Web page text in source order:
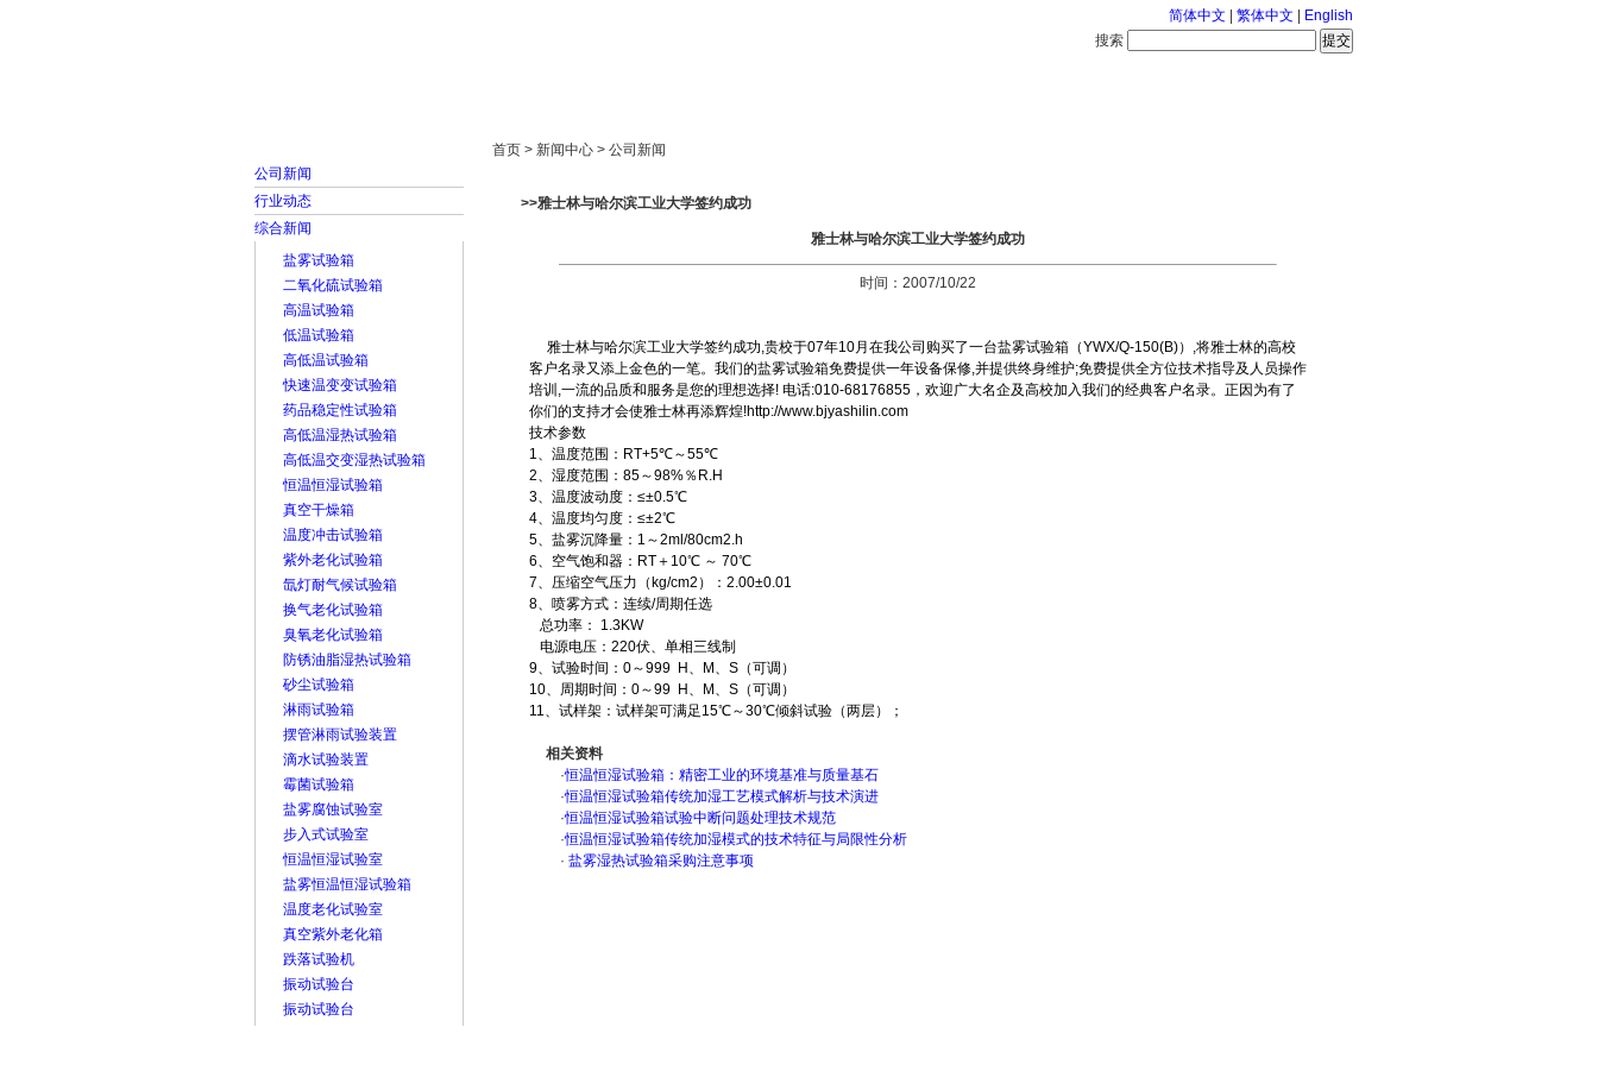
简体中文 繁体中文
English
搜索
公司新闻
行业动态
综合新闻
盐雾试验箱
二氧化硫试验箱
高温试验箱
低温试验箱
高低温试验箱
快速温变变试验箱
药品稳定性试验箱
高低温湿热试验箱
高低温交变湿热试验箱
恒温恒湿试验箱
真空干燥箱
温度冲击试验箱
紫外老化试验箱
氙灯耐气候试验箱
换气老化试验箱
臭氧老化试验箱
防锈油脂湿热试验箱
砂尘试验箱
淋雨试验箱
摆管淋雨试验装置
滴水试验装置
霉菌试验箱
盐雾腐蚀试验室
步入式试验室
恒温恒湿试验室
盐雾恒温恒湿试验箱
温度老化试验室
真空紫外老化箱
跌落试验机
振动试验台
振动试验台
首页 > 新闻中心 > 公司新闻
>>雅士林与哈尔滨工业大学签约成功
雅士林与哈尔滨工业大学签约成功
时间：2007/10/22
雅士林与哈尔滨工业大学签约成功,贵校于07年10月在我公司购买了一台盐雾试验箱（YWX/Q-150(B)）,将雅士林的高校
客户名录又添上金色的一笔。我们的盐雾试验箱免费提供一年设备保修,并提供终身维护;免费提供全方位技术指导及人员操作
培训,一流的品质和服务是您的理想选择! 电话:010-68176855，欢迎广大名企及高校加入我们的经典客户名录。正因为有了
你们的支持才会使雅士林再添辉煌!http://www.bjyashilin.com
技术参数
1、温度范围：RT+5℃～55℃
2、湿度范围：85～98%％R.H
3、温度波动度：≤±0.5℃
4、温度均匀度：≤±2℃
5、盐雾沉降量：1～2ml/80cm2.h
6、空气饱和器：RT＋10℃ ～ 70℃
7、压缩空气压力（kg/cm2）：2.00±0.01
8、喷雾方式：连续/周期任选
总功率： 1.3KW
电源电压：220伏、单相三线制
9、试验时间：0～999 H、M、S（可调）
10、周期时间：0～99 H、M、S（可调）
11、试样架：试样架可满足15℃～30℃倾斜试验（两层）；
相关资料
·恒温恒湿试验箱：精密工业的环境基准与质量基石
·恒温恒湿试验箱传统加湿工艺模式解析与技术演进
·恒温恒湿试验箱试验中断问题处理技术规范
·恒温恒湿试验箱传统加湿模式的技术特征与局限性分析
· 盐雾湿热试验箱采购注意事项